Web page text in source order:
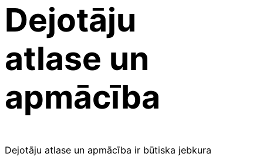
Dejotāju
atlase un
apmācība
Dejotāju atlase un apmācība ir būtiska jebkura